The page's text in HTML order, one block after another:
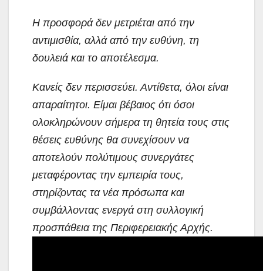
Η προσφορά δεν μετριέται από την
αντιμισθία, αλλά από την ευθύνη, τη
δουλειά και το αποτέλεσμα.
Κανείς δεν περισσεύει. Αντίθετα, όλοι είναι
απαραίτητοι. Είμαι βέβαιος ότι όσοι
ολοκληρώνουν σήμερα τη θητεία τους στις
θέσεις ευθύνης θα συνεχίσουν να
αποτελούν πολύτιμους συνεργάτες
μεταφέροντας την εμπειρία τους,
στηρίζοντας τα νέα πρόσωπα και
συμβάλλοντας ενεργά στη συλλογική
προσπάθεια της Περιφερειακής Αρχής.